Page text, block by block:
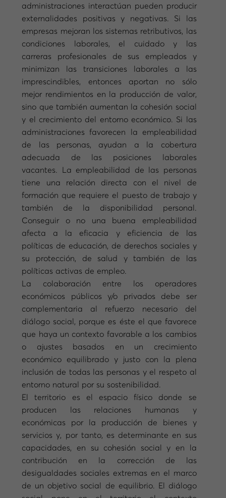
administraciones interactúan pueden producir
externalidades positivas y negativas. Si las
empresas mejoran los sistemas retributivos, las
condiciones laborales, el cuidado y las
carreras profesionales de sus empleados y
minimizan las transiciones laborales a las
imprescindibles, entonces aportan no sólo
mejor rendimientos en la producción de valor,
sino que también aumentan la cohesión social
y el crecimiento del entorno económico. Si las
administraciones favorecen la empleabilidad
de las personas, ayudan a la cobertura
adecuada de las posiciones laborales
vacantes. La empleabilidad de las personas
tiene una relación directa con el nivel de
formación que requiere el puesto de trabajo y
también de la disponibilidad personal.
Conseguir o no una buena empleabilidad
afecta a la eficacia y eficiencia de las
políticas de educación, de derechos sociales y
su protección, de salud y también de las
políticas activas de empleo.
La colaboración entre los operadores
económicos públicos y/o privados debe ser
complementaria al refuerzo necesario del
diálogo social, porque es éste el que favorece
que haya un contexto favorable a los cambios
o ajustes basados en un crecimiento
económico equilibrado y justo con la plena
inclusión de todas las personas y el respeto al
entorno natural por su sostenibilidad.
El territorio es el espacio físico donde se
producen las relaciones humanas y
económicas por la producción de bienes y
servicios y, por tanto, es determinante en sus
capacidades, en su cohesión social y en la
contribución en la corrección de las
desigualdades sociales extremas en el marco
de un objetivo social de equilibrio. El diálogo